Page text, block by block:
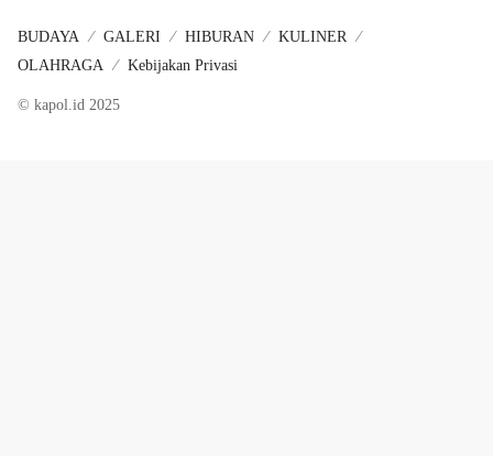
BUDAYA GALERI HIBURAN
KULINER
OLAHRAGA
Kebijakan Privasi
© kapol.id 2025